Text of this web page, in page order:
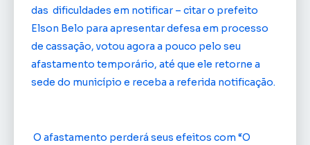
das dificuldades em notificar – citar o prefeito
Elson Belo para apresentar defesa em processo
de cassação, votou agora a pouco pelo seu
afastamento temporário, até que ele retorne a
sede do município e receba a referida notificação.
O afastamento perderá seus efeitos com “O